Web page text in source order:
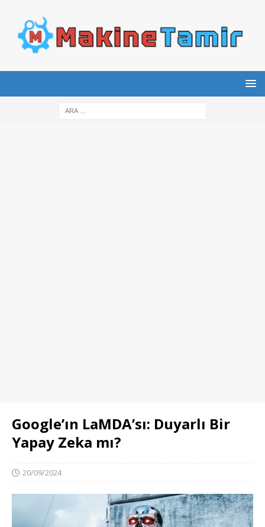
Google’ın LaMDA’sı: Duyarlı Bir
Yapay Zeka mı?
20/09/2024